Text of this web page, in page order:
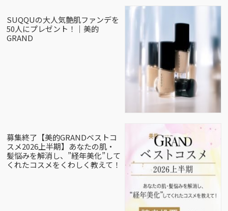
SUQQUの大人気艶肌ファンデを
50人にプレゼント！｜美的
GRAND
募集終了【美的GRANDベストコ
スメ2026上半期】あなたの肌・
髪悩みを解消し、”経年美化”して
くれたコスメをくわしく教えて！